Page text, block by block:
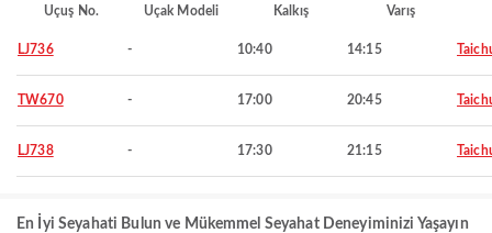
Uçuş No. Uçak Modeli Kalkış Varış
LJ736 - 10:40 14:15
TW670 - 17:00 20:45
LJ738 - 17:30 21:15
En İyi Seyahati Bulun ve Mükemmel Seyahat Deneyiminizi Yaşayın